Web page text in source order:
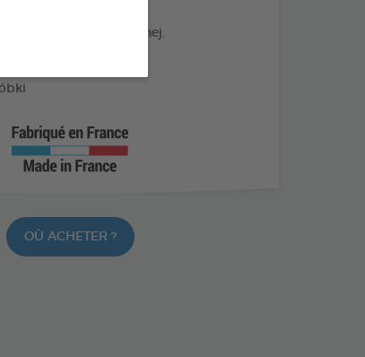
płytki nazębnej.
OÙ ACHETER ?